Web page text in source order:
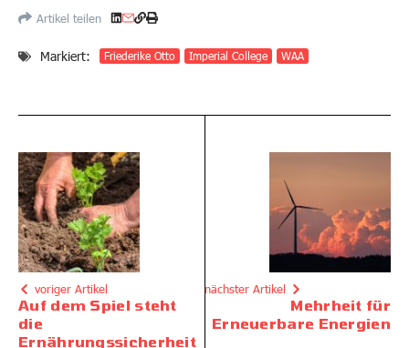
Artikel teilen
Markiert: Friederike Otto Imperial College WAA
voriger Artikel
Auf dem Spiel steht
die
Ernährungssicherheit
nächster Artikel
Mehrheit für
Erneuerbare Energien